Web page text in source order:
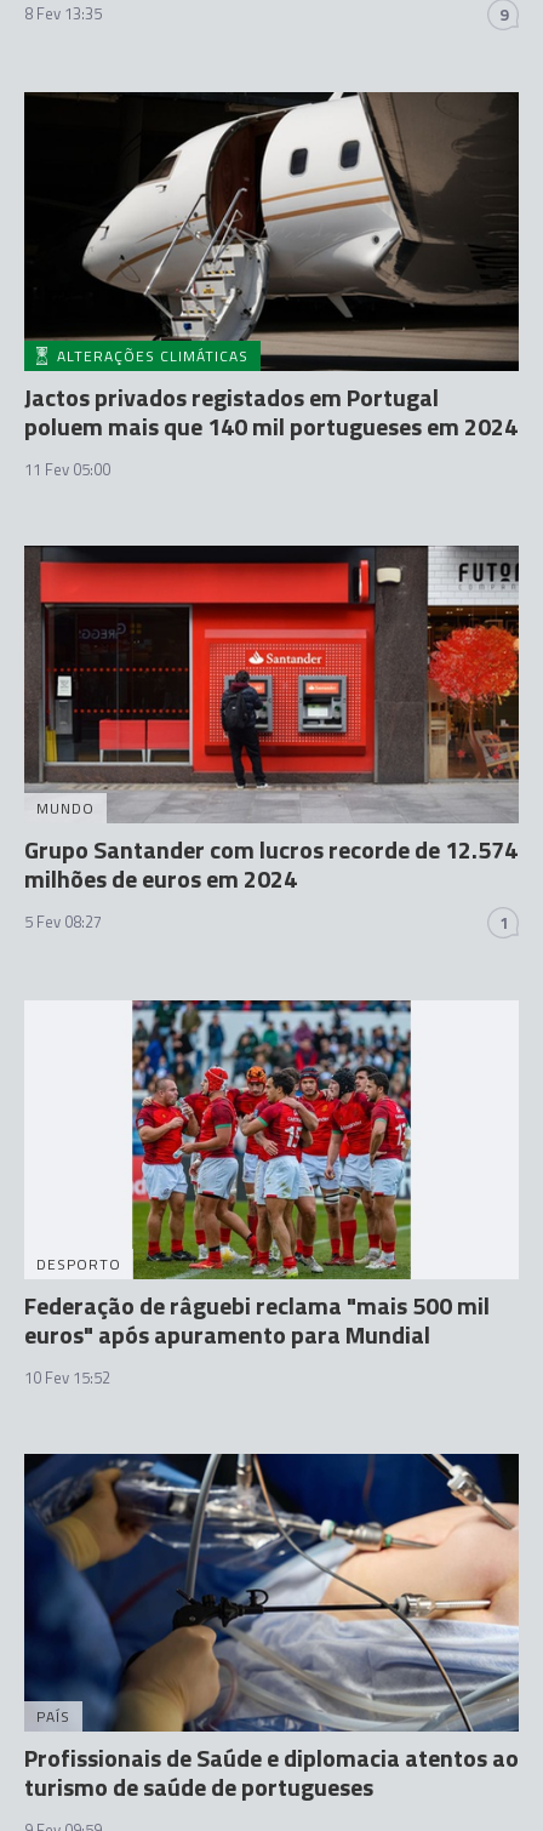
8 Fev 13:35 9
ALTERAÇÕES CLIMÁTICAS
Jactos privados registados em Portugal
poluem mais que 140 mil portugueses em 2024
11 Fev 05:00
MUNDO
Grupo Santander com lucros recorde de 12.574
milhões de euros em 2024
5 Fev 08:27 1
DESPORTO
Federação de râguebi reclama "mais 500 mil
euros" após apuramento para Mundial
10 Fev 15:52
PAÍS
Profissionais de Saúde e diplomacia atentos ao
turismo de saúde de portugueses